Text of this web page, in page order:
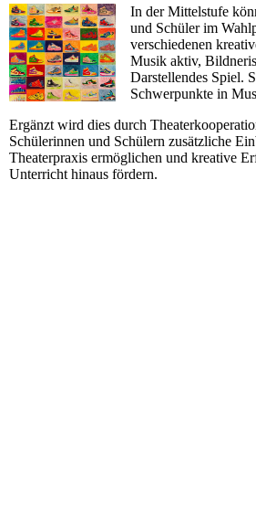
In der Mittelstufe
und Schüler im
verschiedenen
Musik aktiv,
Darstellendes Spiel.
Schwerpunkte in
Ergänzt wird dies durch
Schülerinnen und Schülern zusätzliche
Theaterpraxis ermöglichen und kreative
Unterricht hinaus fördern.